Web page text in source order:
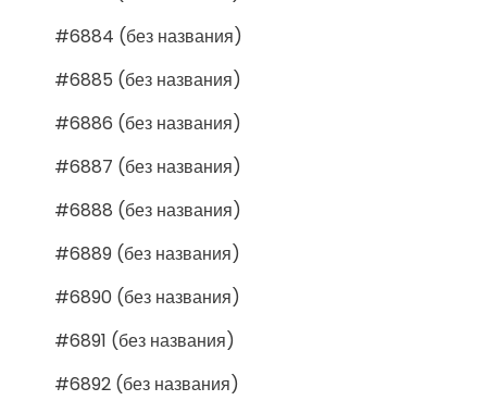
#6884 (без названия)
#6885 (без названия)
#6886 (без названия)
#6887 (без названия)
#6888 (без названия)
#6889 (без названия)
#6890 (без названия)
#6891 (без названия)
#6892 (без названия)